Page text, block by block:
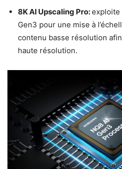
8K AI Upscaling Pro:exploite
Gen3 pour une mise à
contenu basse résolution
haute résolution.